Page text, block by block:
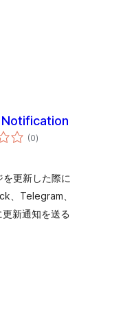
(0एकूण
मूल्यांकन
)
更新した際に
、Telegram、
新通知を送る